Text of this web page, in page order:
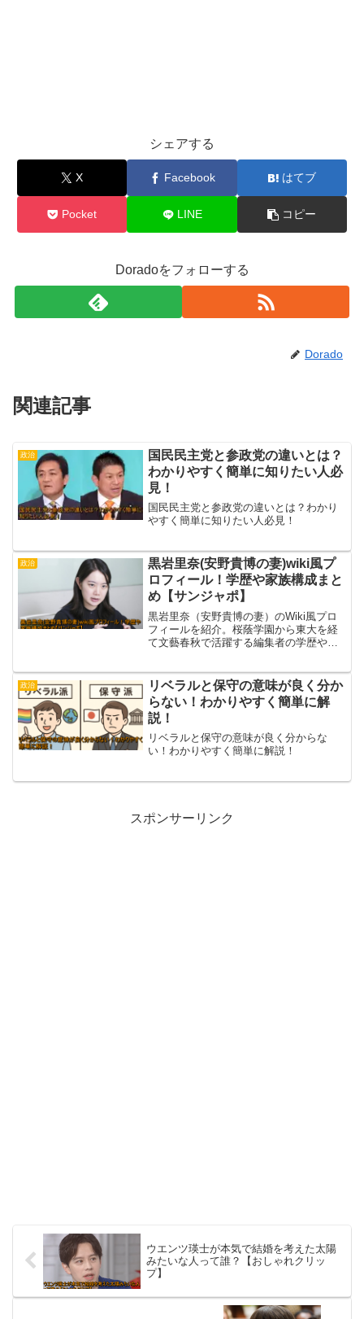
シェアする
X Facebook はてブ
Pocket LINE コピー
Doradoをフォローする
Dorado
関連記事
政治
国民民主党と参政党の違いとは？
わかりやすく簡単に知りたい人必
見！
国民民主党と参政党の違いとは？わかり
やすく簡単に知りたい人必見！
政治
黒岩里奈(安野貴博の妻)wiki風プ
ロフィール！学歴や家族構成まと
め【サンジャポ】
黒岩里奈（安野貴博の妻）のWiki風プロ
フィールを紹介。桜蔭学園から東大を経
て文藝春秋で活躍する編集者の学歴や経
た。
政治
リベラルと保守の意味が良く分か
らない！わかりやすく簡単に解
説！
リベラルと保守の意味が良く分からな
い！わかりやすく簡単に解説！
スポンサーリンク
ウエンツ瑛士が本気で結婚を考えた太陽
みたいな人って誰？【おしゃれクリッ
プ】